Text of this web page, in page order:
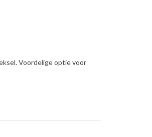
Voordelige optie voor